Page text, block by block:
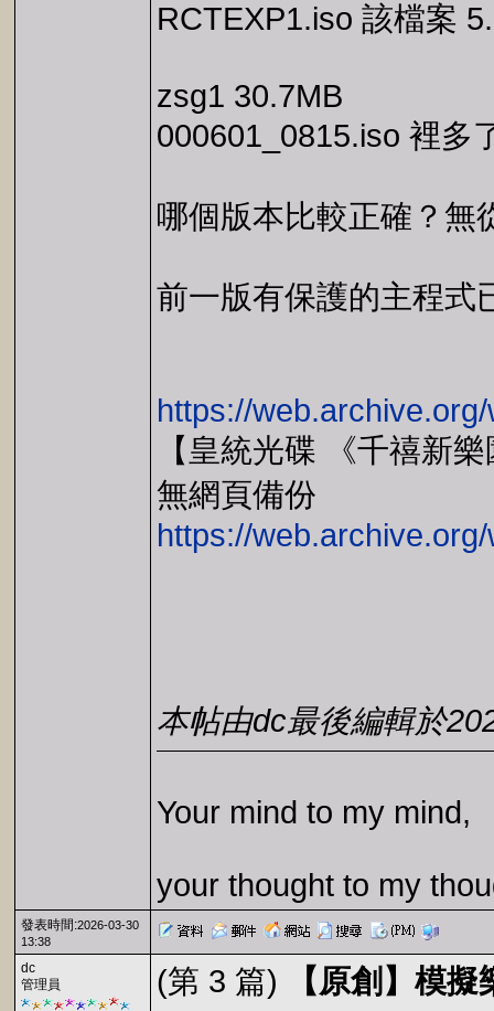
RCTEXP1.iso 該檔案
zsg1 30.7MB
000601_0815.iso 裡多
哪個版本比較正確？無
前一版有保護的主程式
https://
【皇統光碟 《千禧新
無網頁備份
https://
本帖由dc最後編輯於
Your mind to my mind,
your thought to my
發表時間:2026-03-30
13:38
dc
管理員
(第 3 篇) 【原創】模